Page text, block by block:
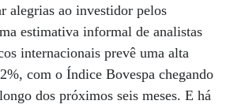
alegrias ao investidor pelos
estimativa informal de analistas
internacionais prevê uma alta
com o Índice Bovespa chegando
dos próximos seis meses. E há